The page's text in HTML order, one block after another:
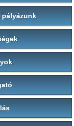
pályázunk